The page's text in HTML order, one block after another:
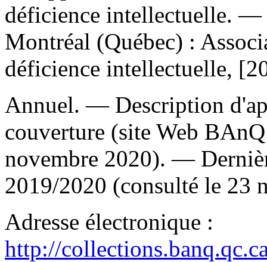
déficience intellectuelle.
Montréal (Québec) :
déficience intellectuelle,
Annuel. — Description
couverture (site Web
novembre 2020). —
2019/2020 (consulté le 23
Adresse électronique :
http://